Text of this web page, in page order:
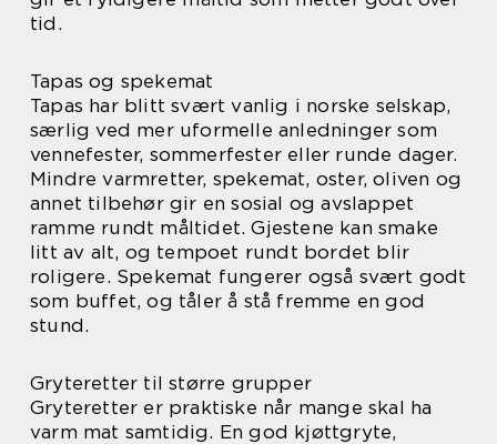
tid.
Tapas og spekemat
Tapas har blitt svært vanlig i norske selskap,
særlig ved mer uformelle anledninger som
vennefester, sommerfester eller runde dager.
Mindre varmretter, spekemat, oster, oliven og
annet tilbehør gir en sosial og avslappet
ramme rundt måltidet. Gjestene kan smake
litt av alt, og tempoet rundt bordet blir
roligere. Spekemat fungerer også svært godt
som buffet, og tåler å stå fremme en god
stund.
Gryteretter til større grupper
Gryteretter er praktiske når mange skal ha
varm mat samtidig. En god kjøttgryte,